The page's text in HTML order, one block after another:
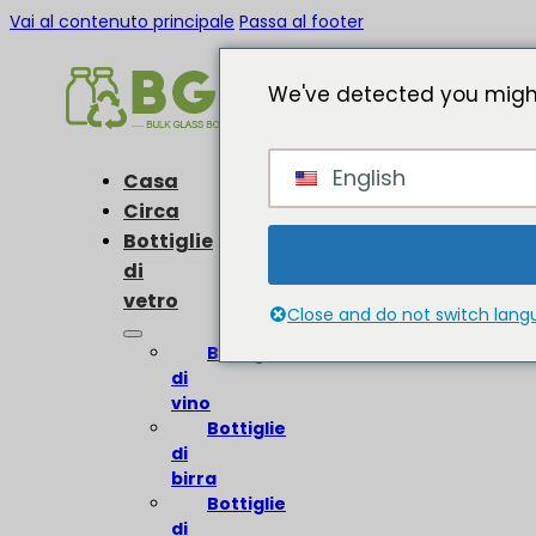
Vai al contenuto principale Passa al footer
Casa
Circa
Bottiglie
di
vetro
Bottiglie
di
vino
Bottiglie
di
birra
Bottiglie
di
We've detected you
English
Close and do not switch